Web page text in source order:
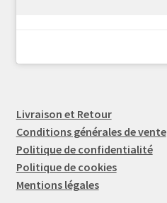
Livraison et Retour
Conditions générales de vente
Politique de confidentialité
Politique de cookies
Mentions légales